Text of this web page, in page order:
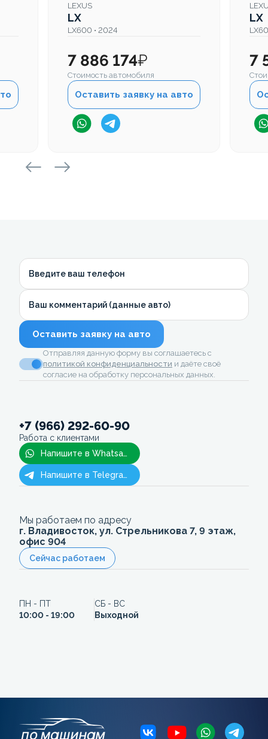
LEXUS
LX
LX600 • 2024
7 886 174₽
Стоимость автомобиля
Оставить заявку на авто
LX
7
Введите ваш телефон
Ваш комментарий (данные авто)
Оставить заявку на авто
Отправляя данную форму вы соглашаетесь с
политикой конфиденциальности и даёте своё
согласие на обработку персональных данных.
+7 (966) 292-60-90
Работа с клиентами
Напишите в Whatsapp
Напишите в Telegram
Мы работаем по адресу
г. Владивосток, ул. Стрельникова 7, 9 этаж,
офис 904
Сейчас работаем
ПН - ПТ
10:00 - 19:00
СБ - ВС
Выходной